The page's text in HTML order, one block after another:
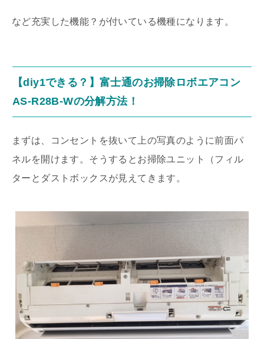
など充実した機能？が付いている機種になります。
【diy1できる？】富士通のお掃除ロボエアコン
AS-R28B-Wの分解方法！
まずは、コンセントを抜いて上の写真のように前面パ
ネルを開けます。そうするとお掃除ユニット（フィル
ターとダストボックスが見えてきます。